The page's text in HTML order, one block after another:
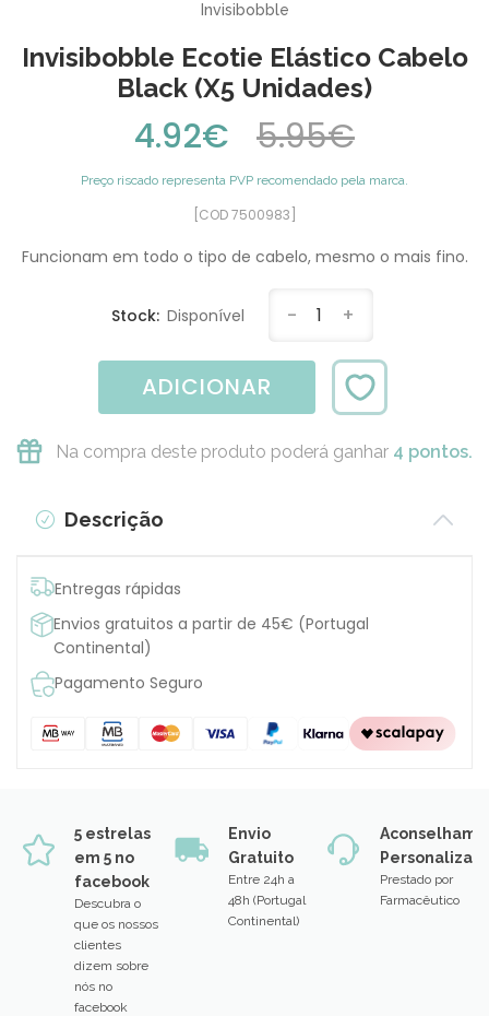
Invisibobble
Invisibobble Ecotie Elástico Cabelo
Black (x5 Unidades)
4.92€ 5.95€
Preço riscado representa PVP recomendado pela marca.
[COD 7500983]
Funcionam em todo o tipo de cabelo, mesmo o mais fino.
Stock: Disponível - 1 +
ADICIONAR
Na compra deste produto poderá ganhar 4 pontos.
Descrição
Entregas rápidas
Envios gratuitos a partir de 45€ (Portugal
Continental)
Pagamento Seguro
5 estrelas
em 5 no
facebook
Descubra o
que os nossos
clientes
dizem sobre
nós no
facebook
Envio
Gratuito
Entre 24h a
48h (Portugal
Continental)
Prestado por
Farmacêutico